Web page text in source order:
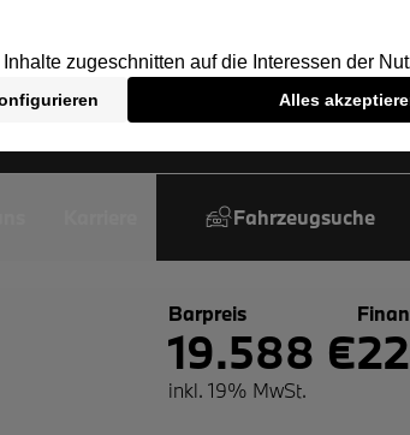
Fahrzeugsuche
Barpreis
19.588 €
inkl. 19% MwSt.